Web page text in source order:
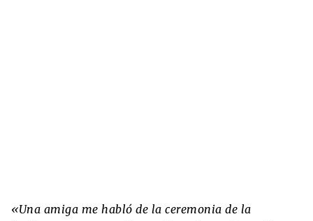
«Una amiga me habló de la ceremonia de la